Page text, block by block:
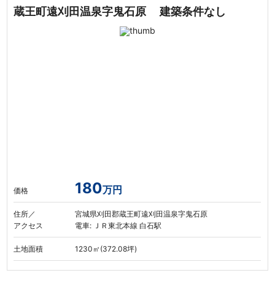
蔵王町遠刈田温泉字鬼石原 建築条件なし
価格 180万円
住所／
アクセス
宮城県刈田郡蔵王町遠刈田温泉字鬼石原
電車: ＪＲ東北本線 白石駅
土地面積 1230㎡(372.08坪)